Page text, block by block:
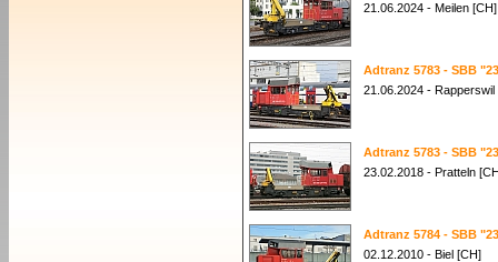
21.06.2024 - Meilen [CH]
Adtranz 5783 - SBB
21.06.2024 - Rapperswil
Adtranz 5783 - SBB
23.02.2018 - Pratteln
Adtranz 5784 - SBB
02.12.2010 - Biel [CH]